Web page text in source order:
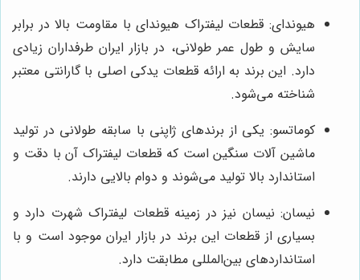
هیوندای: قطعات لیفتراک هیوندای با مقاومت بالا در برابر
سایش و طول عمر طولانی، در بازار ایران طرفداران زیادی
دارد. این برند به ارائه قطعات یدکی اصلی با گارانتی معتبر
شناخته می‌شود.
کوماتسو: یکی از برندهای ژاپنی با سابقه طولانی در تولید
ماشین آلات سنگین است که قطعات لیفتراک آن با دقت و
استاندارد بالا تولید می‌شوند و دوام بالایی دارند.
نیسان: نیسان نیز در زمینه قطعات لیفتراک شهرت دارد و
بسیاری از قطعات این برند در بازار ایران موجود است و با
استانداردهای بین‌المللی مطابقت دارد.